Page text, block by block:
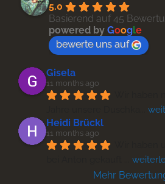
5.0
Basierend auf 45
powered by Google
bewerte uns auf
Gisela
11 months ago
Heidi Brückl
11 months ago
Mehr